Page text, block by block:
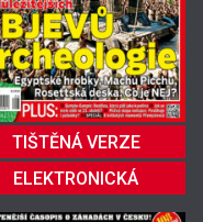
TIŠTĚNÁ VERZE
ELEKTRONICKÁ